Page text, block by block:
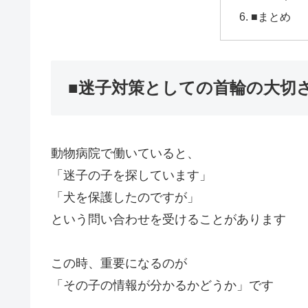
■まとめ
■迷子対策としての首輪の大切
動物病院で働いていると、
「迷子の子を探しています」
「犬を保護したのですが」
という問い合わせを受けることがあります
この時、重要になるのが
「その子の情報が分かるかどうか」です